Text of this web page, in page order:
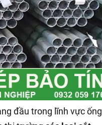
đầu trong lĩnh vực ống